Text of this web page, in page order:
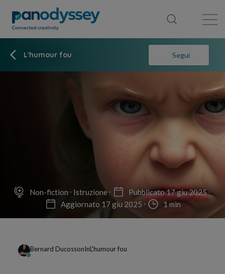
L'humour fou Segui
Non-fiction Istruzione
Pubblicato 17 giu 2025
Aggiornato 17 giu 2025
1 min
Bernard DucossonInL'humour fou